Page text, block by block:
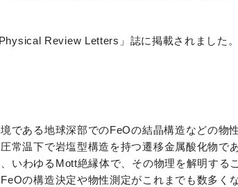
Review Letters」誌に掲載されました。
である地球深部でのFeOの結晶構造などの物
常温下で岩塩型構造を持つ遷移金属酸化物で
いわゆるMott絶縁体で、その物理を解明する
の構造決定や物性測定がこれまでも数多く